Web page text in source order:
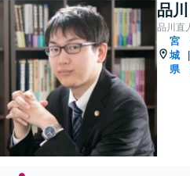
品
品川直
宮
城
県